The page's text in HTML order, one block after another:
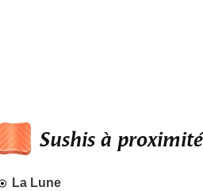
Sushis à proximité
La Lune